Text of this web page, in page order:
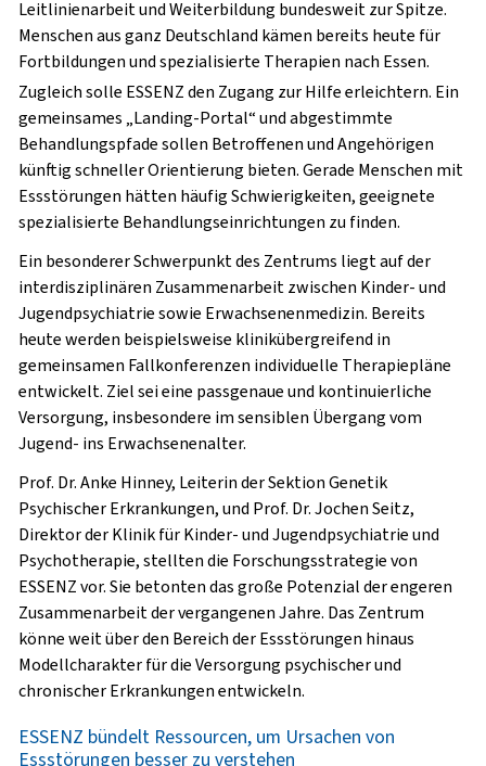
Leitlinienarbeit und Weiterbildung bundesweit zur Spitze.
Menschen aus ganz Deutschland kämen bereits heute für
Fortbildungen und spezialisierte Therapien nach Essen.
Zugleich solle ESSENZ den Zugang zur Hilfe erleichtern. Ein
gemeinsames „Landing-Portal“ und abgestimmte
Behandlungspfade sollen Betroffenen und Angehörigen
künftig schneller Orientierung bieten. Gerade Menschen mit
Essstörungen hätten häufig Schwierigkeiten, geeignete
spezialisierte Behandlungseinrichtungen zu finden.
Ein besonderer Schwerpunkt des Zentrums liegt auf der
interdisziplinären Zusammenarbeit zwischen Kinder- und
Jugendpsychiatrie sowie Erwachsenenmedizin. Bereits
heute werden beispielsweise klinikübergreifend in
gemeinsamen Fallkonferenzen individuelle Therapiepläne
entwickelt. Ziel sei eine passgenaue und kontinuierliche
Versorgung, insbesondere im sensiblen Übergang vom
Jugend- ins Erwachsenenalter.
Prof. Dr. Anke Hinney, Leiterin der Sektion Genetik
Psychischer Erkrankungen, und Prof. Dr. Jochen Seitz,
Direktor der Klinik für Kinder- und Jugendpsychiatrie und
Psychotherapie, stellten die Forschungsstrategie von
ESSENZ vor. Sie betonten das große Potenzial der engeren
Zusammenarbeit der vergangenen Jahre. Das Zentrum
könne weit über den Bereich der Essstörungen hinaus
Modellcharakter für die Versorgung psychischer und
chronischer Erkrankungen entwickeln.
ESSENZ bündelt Ressourcen, um Ursachen von
Essstörungen besser zu verstehen